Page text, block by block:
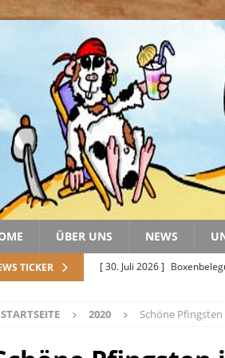
ÜBER UNS NEWS
TICKER [ 30. Juli 2026 ]
[ 20. Juli 2026 ]
[ 5. Juli 2026 ]
Abschied
STARTSEITE 2020 Schöne